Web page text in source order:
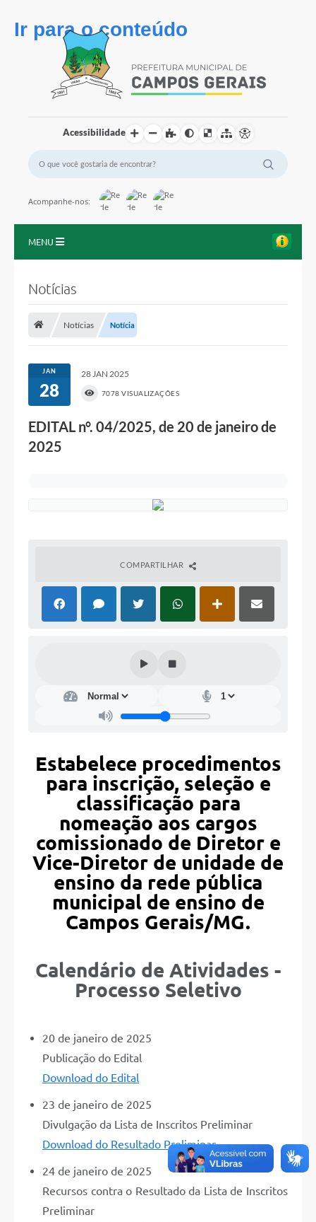
Ir para o conteúdo
Acessibilidade
Acompanhe-nos:
MENU
Portal da Transparência
Secretarias
Notícias
Notícias Notícia
JAN
28
28 JAN 2025
7078 VISUALIZAÇÕES
EDITAL n°. 04/2025, de 20 de janeiro de
2025
COMPARTILHAR
Estabelece procedimentos
para inscrição, seleção e
classificação para
nomeação aos cargos
comissionado de Diretor e
Vice-Diretor de unidade de
ensino da rede pública
municipal de ensino de
Campos Gerais/MG.
Calendário de Atividades -
Processo Seletivo
20 de janeiro de 2025
Publicação do Edital
Download do Edital
23 de janeiro de 2025
Divulgação da Lista de Inscritos Preliminar
Download do Resultado Preliminar
24 de janeiro de 2025
Recursos contra o Resultado da Lista de Inscritos
Preliminar